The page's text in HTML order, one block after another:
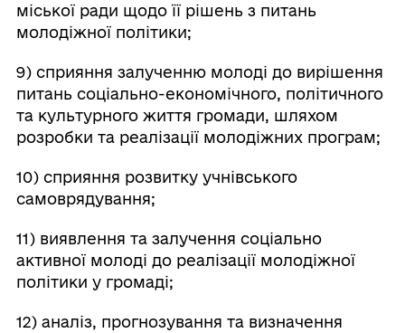
міської ради щодо її рішень з питань
молодіжної політики;
9) сприяння залученню молоді до вирішення
питань соціально-економічного, політичного
та культурного життя громади, шляхом
розробки та реалізації молодіжних програм;
10) сприяння розвитку учнівського
самоврядування;
11) виявлення та залучення соціально
активної молоді до реалізації молодіжної
політики у громаді;
12) аналіз, прогнозування та визначення